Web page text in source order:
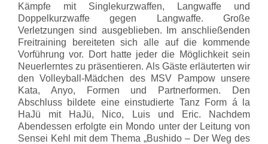
Kämpfe mit Singlekurzwaffen, Langwaffe und
Doppelkurzwaffe gegen Langwaffe. Große
Verletzungen sind ausgeblieben. Im anschließenden
Freitraining bereiteten sich alle auf die kommende
Vorführung vor. Dort hatte jeder die Möglichkeit sein
Neuerlerntes zu präsentieren. Als Gäste erläuterten wir
den Volleyball-Mädchen des MSV Pampow unsere
Kata, Anyo, Formen und Partnerformen. Den
Abschluss bildete eine einstudierte Tanz Form á la
HaJü mit HaJü, Nico, Luis und Eric. Nachdem
Abendessen erfolgte ein Mondo unter der Leitung von
Sensei Kehl mit dem Thema „Bushido – Der Weg des